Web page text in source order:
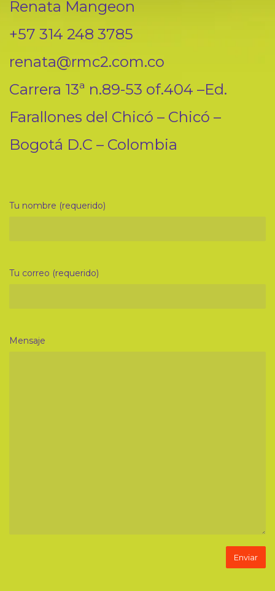
Renata Mangeon
+57 314 248 3785
renata@rmc2.com.co
Carrera 13ª n.89-53 of.404 –Ed.
Farallones del Chicó – Chicó –
Bogotá D.C – Colombia
Tu nombre (requerido)
Tu correo (requerido)
Mensaje